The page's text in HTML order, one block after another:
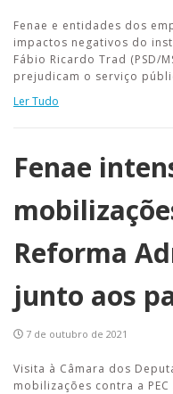
Fenae e entidades dos
impactos negativos do
Fábio Ricardo Trad (PSD/
prejudicam o serviço
Ler Tudo
Fenae
Reforma
junto aos
7 de outubro de 2021
Visita à Câmara dos
mobilizações contra a